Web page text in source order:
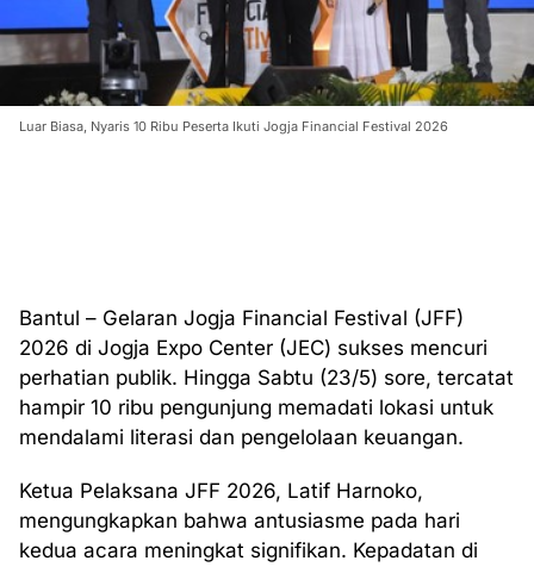
Luar Biasa, Nyaris 10 Ribu Peserta Ikuti Jogja Financial Festival 2026
Bantul – Gelaran Jogja Financial Festival (JFF)
2026 di Jogja Expo Center (JEC) sukses mencuri
perhatian publik. Hingga Sabtu (23/5) sore, tercatat
hampir 10 ribu pengunjung memadati lokasi untuk
mendalami literasi dan pengelolaan keuangan.
Ketua Pelaksana JFF 2026, Latif Harnoko,
mengungkapkan bahwa antusiasme pada hari
kedua acara meningkat signifikan. Kepadatan di